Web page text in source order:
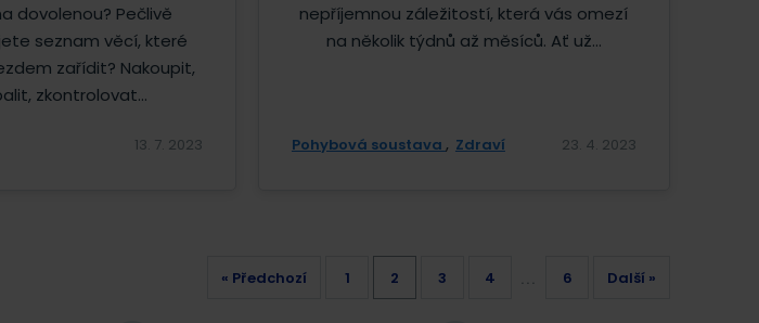
dovolenou? Pečlivě
seznam věcí, které
zařídit? Nakoupit,
zkontrolovat...
13. 7. 2023
nepříjemnou záležitostí, která vás omezí
na několik týdnů až měsíců. Ať už...
Pohybová soustava Zdraví 23. 4. 2023
« Předchozí 1 2 3 4 ... 6 Další »